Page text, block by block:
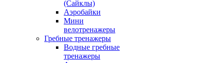
(Сайклы)
Аэробайки
Мини
велотренажеры
Гребные тренажеры
Водные гребные
тренажеры